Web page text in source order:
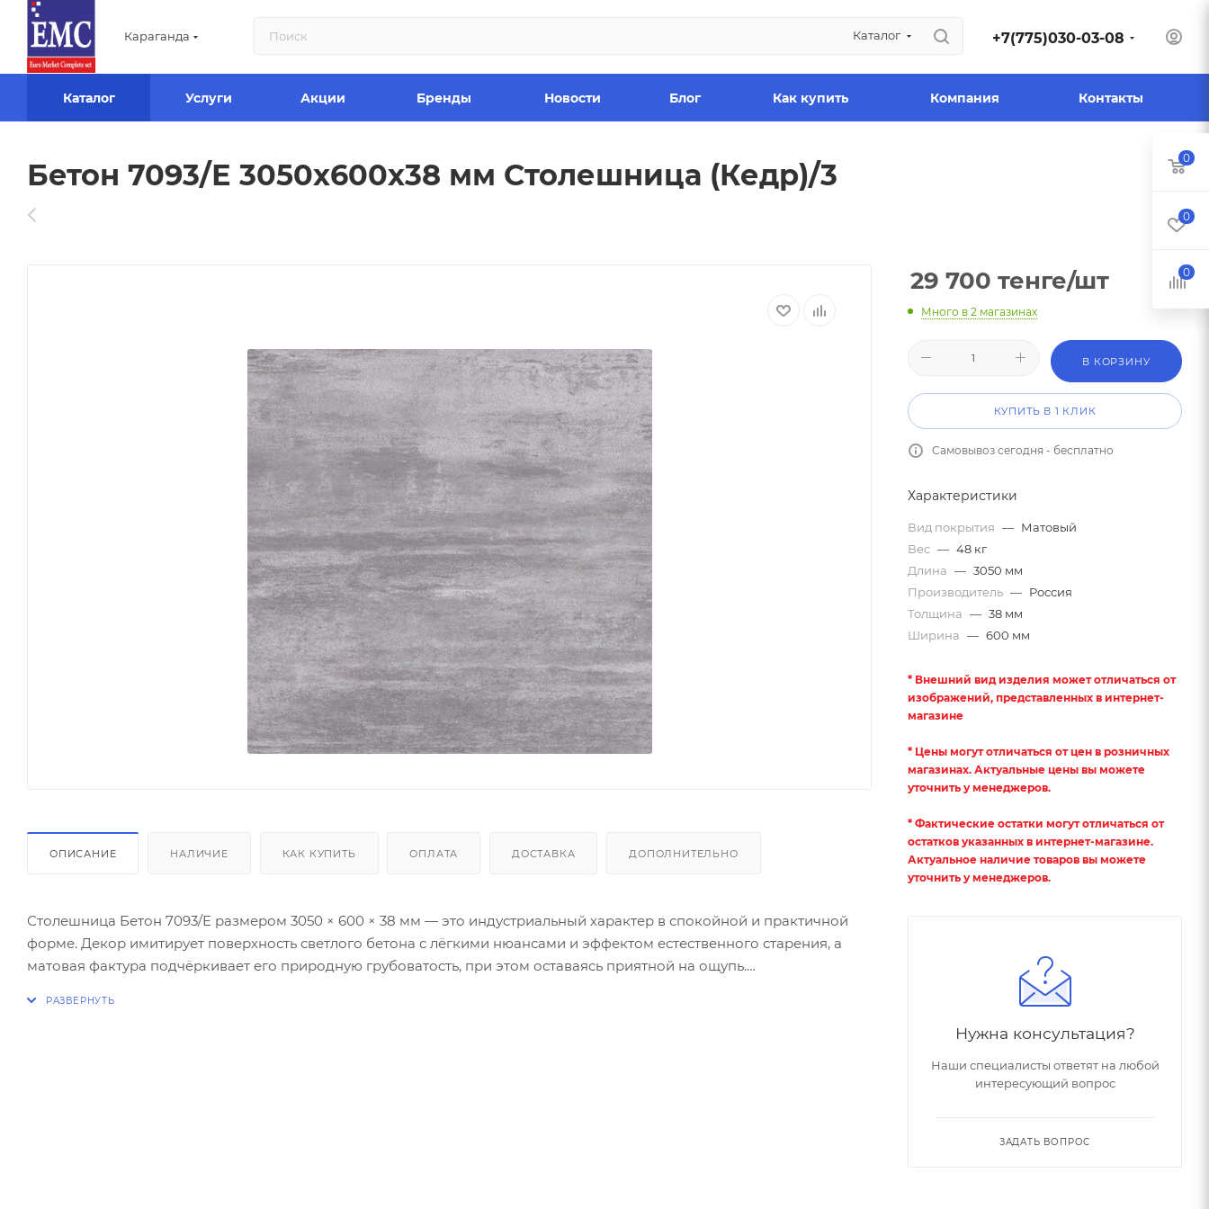
Караганда Каталог +7(775)030-03-08
Каталог Услуги Акции Бренды Новости Блог Как купить Компания Контакты
Бетон 7093/Е 3050х600х38 мм Столешница (Кедр)/3
ОПИСАНИЕ НАЛИЧИЕ КАК КУПИТЬ ОПЛАТА ДОСТАВКА ДОПОЛНИТЕЛЬНО
Столешница Бетон 7093/Е размером 3050 × 600 × 38 мм — это индустриальный характер в спокойной и практичной
форме. Декор имитирует поверхность светлого бетона с лёгкими нюансами и эффектом естественного старения, а
матовая фактура подчёркивает его природную грубоватость, при этом оставаясь приятной на ощупь.
29 700 тенге/шт
Много в 2 магазинах
В КОРЗИНУ
КУПИТЬ В 1 КЛИК
Самовывоз сегодня - бесплатно
Характеристики
Вид покрытия — Матовый
Вес — 48 кг
Длина — 3050 мм
Производитель — Россия
Толщина — 38 мм
Ширина — 600 мм
* Внешний вид изделия может отличаться от
изображений, представленных в интернет-
магазине
* Цены могут отличаться от цен в розничных
магазинах. Актуальные цены вы можете
уточнить у менеджеров.
* Фактические остатки могут отличаться от
остатков указанных в интернет-магазине.
Актуальное наличие товаров вы можете
уточнить у менеджеров.
Нужна консультация?
Наши специалисты ответят на любой
интересующий вопрос
ЗАДАТЬ ВОПРОС
0
0
0